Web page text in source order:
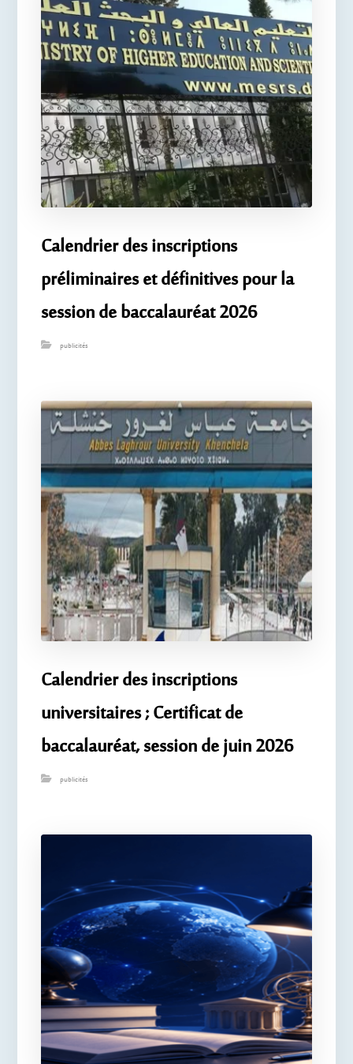
Calendrier des inscriptions
préliminaires et définitives pour la
session de baccalauréat 2026
publicités
Calendrier des inscriptions
universitaires ; Certificat de
baccalauréat, session de juin 2026
publicités